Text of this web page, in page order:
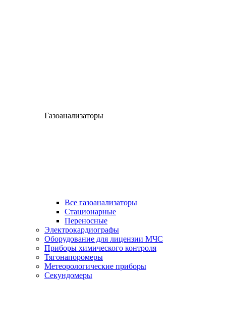
Газоанализаторы
Все газоанализаторы
Cтационарные
Переносные
Электрокардиографы
Оборудование для лицензии МЧС
Приборы химического контроля
Тягонапоромеры
Метеорологические приборы
Секундомеры